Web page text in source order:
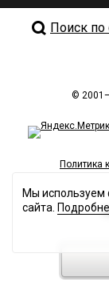
Поиск по
©
Политика
Мы используем
сайта.